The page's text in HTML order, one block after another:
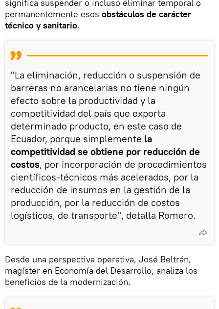
significa suspender o incluso eliminar temporal o
permanentemente esos obstáculos de carácter
técnico y sanitario.
"La eliminación, reducción o suspensión de
barreras no arancelarias no tiene ningún
efecto sobre la productividad y la
competitividad del país que exporta
determinado producto, en este caso de
Ecuador, porque simplemente la
competitividad se obtiene por reducción de
costos, por incorporación de procedimientos
científicos-técnicos más acelerados, por la
reducción de insumos en la gestión de la
producción, por la reducción de costos
logísticos, de transporte", detalla Romero.
Desde una perspectiva operativa, José Beltrán,
magíster en Economía del Desarrollo, analiza los
beneficios de la modernización.